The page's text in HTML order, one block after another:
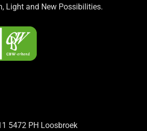
Light and New Possibilities.
5472 PH Loosbroek